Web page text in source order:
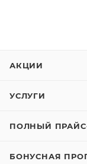
АКЦИИ
УСЛУГИ
ПОЛНЫЙ
БОНУСНАЯ